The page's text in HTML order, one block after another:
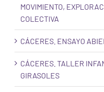
MOVIMIENTO,
COLECTIVA
CÁCERES. ENSAYO
CÁCERES. TALLER
GIRASOLES